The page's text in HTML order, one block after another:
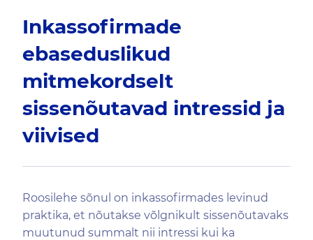
Inkassofirmade
ebaseduslikud
mitmekordselt
sissenõutavad intressid ja
viivised
Roosilehe sõnul on inkassofirmades levinud
praktika, et nõutakse võlgnikult sissenõutavaks
muutunud summalt nii intressi kui ka